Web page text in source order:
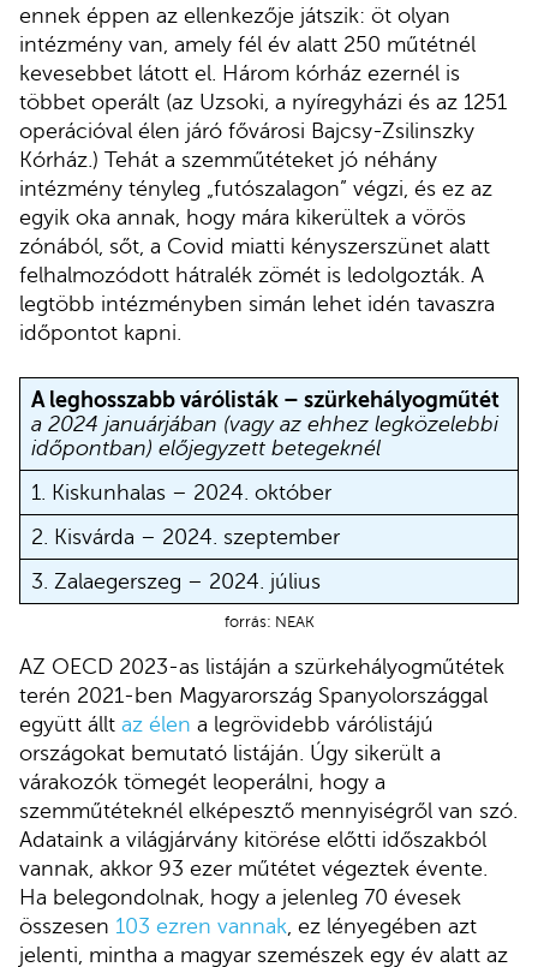
ennek éppen az ellenkezője játszik: öt olyan
intézmény van, amely fél év alatt 250 műtétnél
kevesebbet látott el. Három kórház ezernél is
többet operált (az Uzsoki, a nyíregyházi és az 1251
operációval élen járó fővárosi Bajcsy-Zsilinszky
Kórház.) Tehát a szemműtéteket jó néhány
intézmény tényleg „futószalagon” végzi, és ez az
egyik oka annak, hogy mára kikerültek a vörös
zónából, sőt, a Covid miatti kényszerszünet alatt
felhalmozódott hátralék zömét is ledolgozták. A
legtöbb intézményben simán lehet idén tavaszra
időpontot kapni.
A leghosszabb várólisták – szürkehályogműtét
a 2024 januárjában (vagy az ehhez legközelebbi
időpontban) előjegyzett betegeknél
1. Kiskunhalas – 2024. október
2. Kisvárda – 2024. szeptember
3. Zalaegerszeg – 2024. július
forrás: NEAK
AZ OECD 2023-as listáján a szürkehályogműtétek
terén 2021-ben Magyarország Spanyolországgal
együtt állt az élen a legrövidebb várólistájú
országokat bemutató listáján. Úgy sikerült a
várakozók tömegét leoperálni, hogy a
szemműtéteknél elképesztő mennyiségről van szó.
Adataink a világjárvány kitörése előtti időszakból
vannak, akkor 93 ezer műtétet végeztek évente.
Ha belegondolnak, hogy a jelenleg 70 évesek
összesen 103 ezren vannak , ez lényegében azt
jelenti, mintha a magyar szemészek egy év alatt az